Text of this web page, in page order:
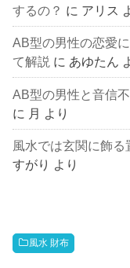
するの？ に アリス
AB型の男性の恋愛
て解説 に あゆたん
AB型の男性と音信
に 月 より
風水では玄関に飾る
すがり より
風水 財布